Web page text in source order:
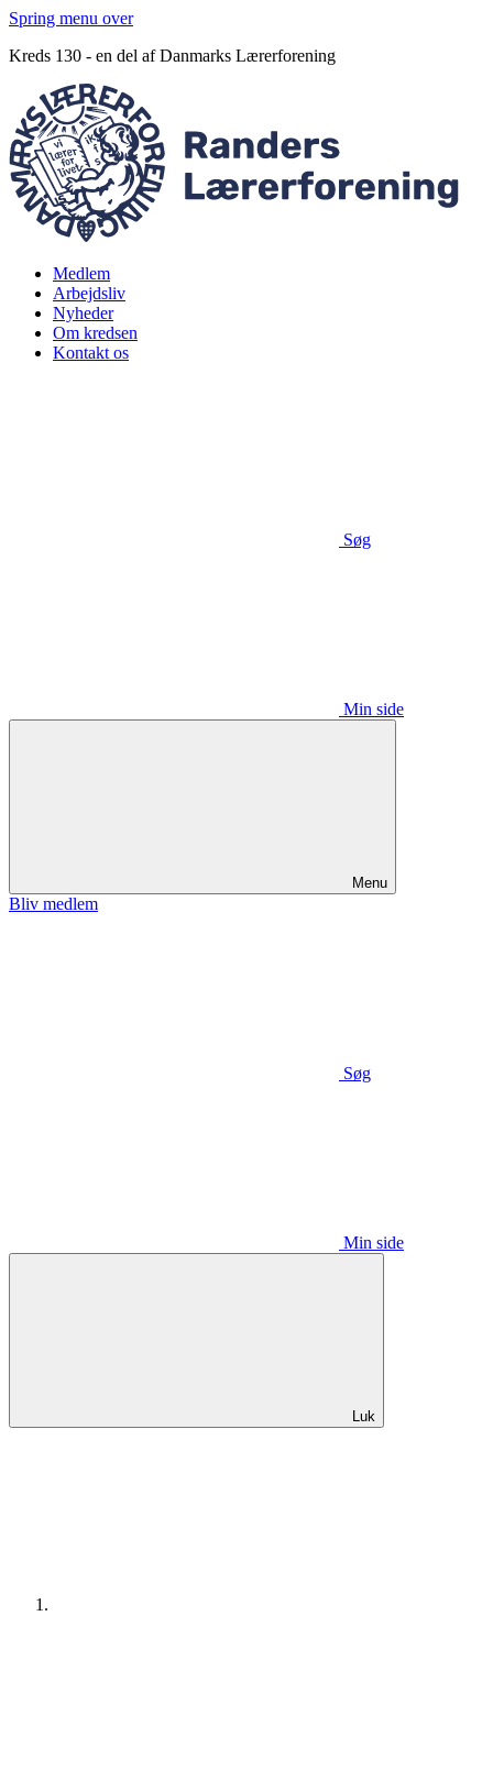
Spring menu over
Kreds 130 - en del af Danmarks Lærerforening
Medlem
Arbejdsliv
Nyheder
Om kredsen
Kontakt os
Søg
Min side
Menu
Bliv medlem
Søg
Min side
Luk